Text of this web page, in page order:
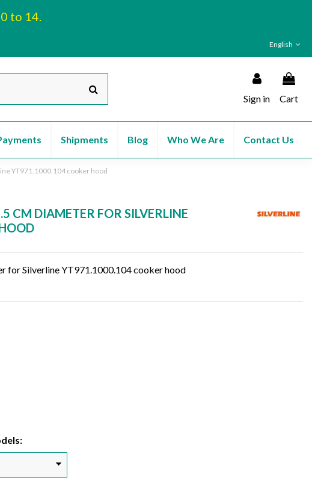
to 14.
English
Sign in Cart
Contact Us
Who We Are
Blog
Shipments
YT971.1000.104 cooker hood
CM DIAMETER FOR SILVERLINE
for Silverline YT971.1000.104 cooker hood